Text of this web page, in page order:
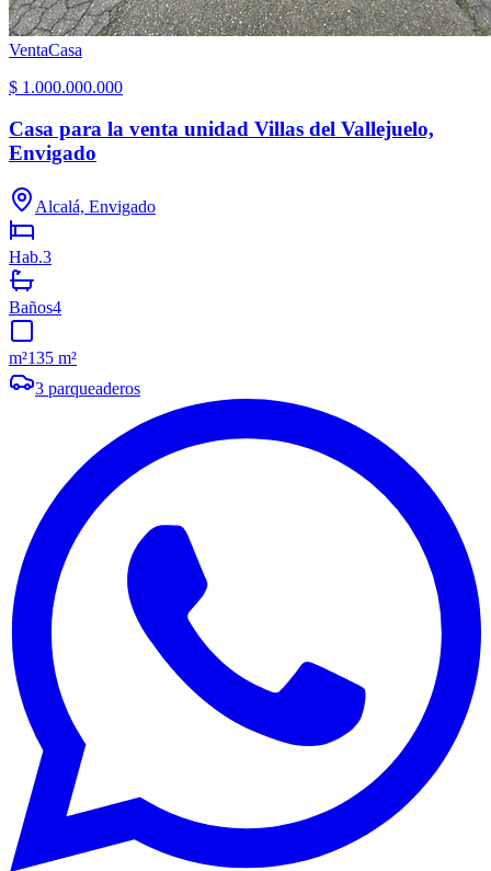
VentaCasa
$ 1.000.000.000
Casa para la venta unidad Villas del Vallejuelo,
Envigado
Alcalá, Envigado
Hab.3
Baños4
m²135 m²
3 parqueaderos